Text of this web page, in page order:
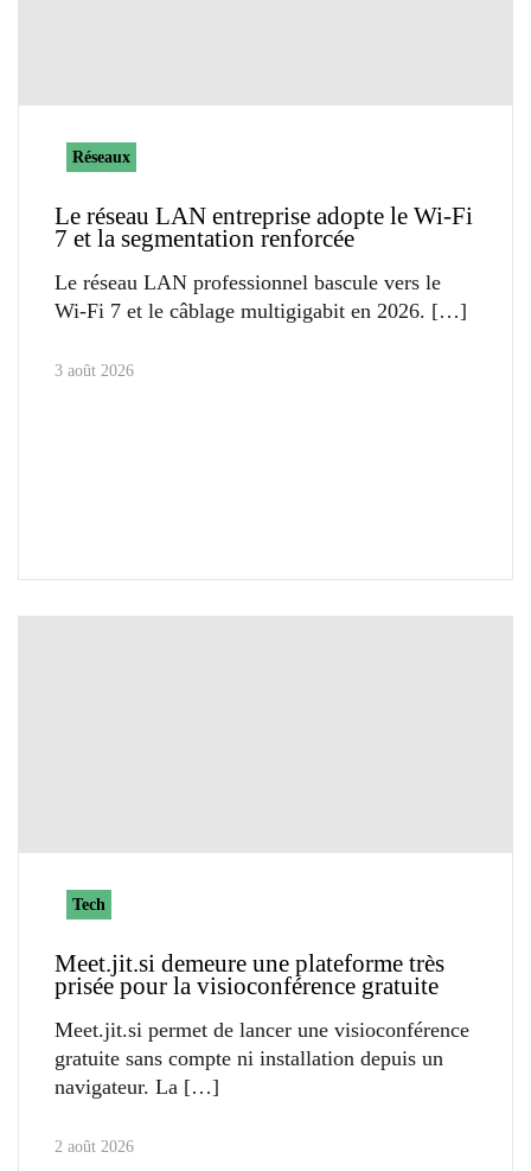
Réseaux
Le réseau LAN entreprise adopte le Wi-Fi
7 et la segmentation renforcée
Le réseau LAN professionnel bascule vers le
Wi-Fi 7 et le câblage multigigabit en 2026.
3 août 2026
Tech
Meet.jit.si demeure une plateforme très
prisée pour la visioconférence gratuite
Meet.jit.si permet de lancer une visioconférence
gratuite sans compte ni installation depuis un
navigateur. La
2 août 2026